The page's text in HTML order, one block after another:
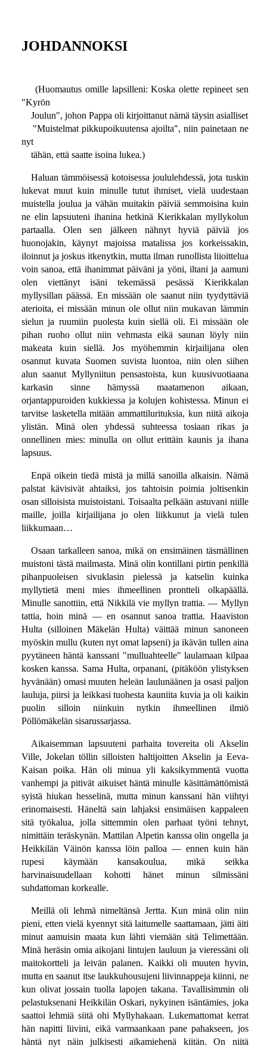
JOHDANNOKSI
(Huomautus omille lapsilleni: Koska olette repineet sen
"Kyrön
Joulun", johon Pappa oli kirjoittanut nämä täysin asialliset
"Muistelmat pikkupoikuutensa ajoilta", niin painetaan ne
nyt
tähän, että saatte isoina lukea.)
Haluan tämmöisessä kotoisessa joululehdessä, jota tuskin
lukevat muut kuin minulle tutut ihmiset, vielä uudestaan
muistella joulua ja vähän muitakin päiviä semmoisina kuin
ne elin lapsuuteni ihanina hetkinä Kierikkalan myllykolun
partaalla. Olen sen jälkeen nähnyt hyviä päiviä jos
huonojakin, käynyt majoissa matalissa jos korkeissakin,
iloinnut ja joskus itkenytkin, mutta ilman runollista liioittelua
voin sanoa, että ihanimmat päiväni ja yöni, iltani ja aamuni
olen viettänyt isäni tekemässä pesässä Kierikkalan
myllysillan päässä. En missään ole saanut niin tyydyttäviä
aterioita, ei missään minun ole ollut niin mukavan lämmin
sielun ja ruumiin puolesta kuin siellä oli. Ei missään ole
pihan ruoho ollut niin vehmasta eikä saunan löyly niin
makeata kuin siellä. Jos myöhemmin kirjailijana olen
osannut kuvata Suomen suvista luontoa, niin olen siihen
alun saanut Myllyniitun pensastoista, kun kuusivuotiaana
karkasin sinne hämyssä maatamenon aikaan,
orjantappuroiden kukkiessa ja kolujen kohistessa. Minun ei
tarvitse lasketella mitään ammattilurituksia, kun niitä aikoja
ylistän. Minä olen yhdessä suhteessa tosiaan rikas ja
onnellinen mies: minulla on ollut erittäin kaunis ja ihana
lapsuus.
Enpä oikein tiedä mistä ja millä sanoilla alkaisin. Nämä
palstat kävisivät ahtaiksi, jos tahtoisin poimia joltisenkin
osan silloisista muistoistani. Toisaalta pelkään astuvani niille
maille, joilla kirjailijana jo olen liikkunut ja vielä tulen
liikkumaan…
Osaan tarkalleen sanoa, mikä on ensimäinen täsmällinen
muistoni tästä mailmasta. Minä olin kontillani pirtin penkillä
pihanpuoleisen sivuklasin pielessä ja katselin kuinka
myllytietä meni mies ihmeellinen prontteli olkapäällä.
Minulle sanottiin, että Nikkilä vie myllyn trattia. — Myllyn
tattia, hoin minä — en osannut sanoa trattia. Haaviston
Hulta (silloinen Mäkelän Hulta) väittää minun sanoneen
myöskin mullu (kuten nyt omat lapseni) ja ikävän tullen aina
pyytäneen häntä kanssani "mulluahteelle" laulamaan kilpaa
kosken kanssa. Sama Hulta, orpanani, (pitäköön ylistyksen
hyvänään) omasi muuten heleän laulunäänen ja osasi paljon
lauluja, piirsi ja leikkasi tuohesta kauniita kuvia ja oli kaikin
puolin silloin niinkuin nytkin ihmeellinen ilmiö
Pöllömäkelän sisarussarjassa.
Aikaisemman lapsuuteni parhaita tovereita oli Akselin
Ville, Jokelan töllin silloisten haltijoitten Akselin ja Eeva-
Kaisan poika. Hän oli minua yli kaksikymmentä vuotta
vanhempi ja pitivät aikuiset häntä minulle käsittämättömistä
syistä hiukan hesselinä, mutta minun kanssani hän viihtyi
erinomaisesti. Häneltä sain lahjaksi ensimäisen kappaleen
sitä työkalua, jolla sittemmin olen parhaat työni tehnyt,
nimittäin teräskynän. Mattilan Alpetin kanssa olin ongella ja
Heikkilän Väinön kanssa löin palloa — ennen kuin hän
rupesi käymään kansakoulua, mikä seikka
harvinaisuudellaan kohotti hänet minun silmissäni
suhdattoman korkealle.
Meillä oli lehmä nimeltänsä Jertta. Kun minä olin niin
pieni, etten vielä kyennyt sitä laitumelle saattamaan, jätti äiti
minut aamuisin maata kun lähti viemään sitä Telimettään.
Minä heräsin omia aikojani lintujen lauluun ja vieressäni oli
maitokortteli ja leivän palanen. Kaikki oli muuten hyvin,
mutta en saanut itse laukkuhousujeni liivinnappeja kiinni, ne
kun olivat jossain tuolla lapojen takana. Tavallisimmin oli
pelastuksenani Heikkilän Oskari, nykyinen isäntämies, joka
saattoi lehmiä siitä ohi Myllyhakaan. Lukemattomat kerrat
hän napitti liivini, eikä varmaankaan pane pahakseen, jos
häntä nyt näin julkisesti aikamiehenä kiitän. On niitä